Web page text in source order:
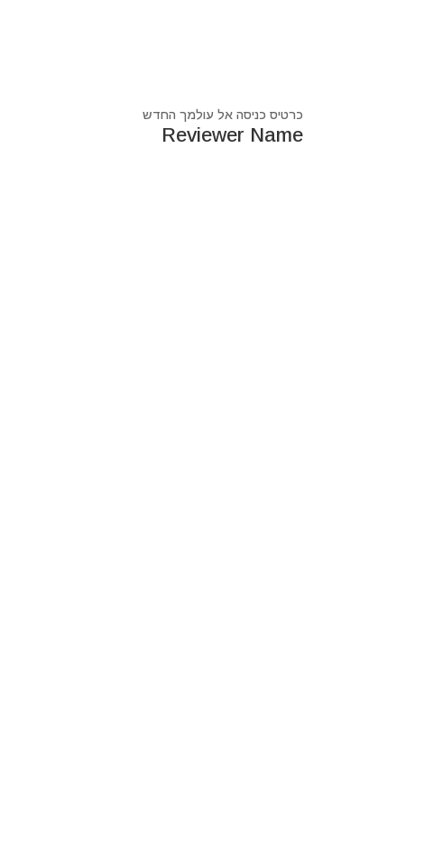
כרטיס כניסה אל עולמך החדש
Reviewer Name